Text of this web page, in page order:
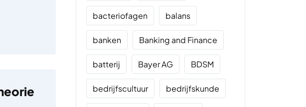
bacteriofagen balans
banken Banking and Finance
batterij Bayer AG BDSM
bedrijfscultuur bedrijfskunde